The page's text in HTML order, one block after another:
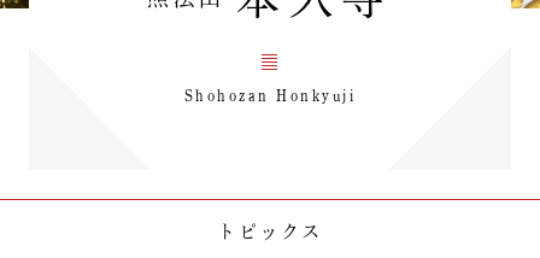
Shohozan Honkyuji
トピックス